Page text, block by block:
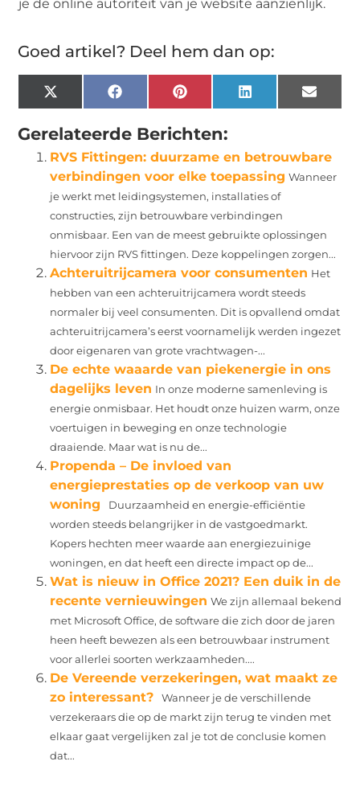
je de online autoriteit van je website aanzienlijk.
Goed artikel? Deel hem dan op:
X
(Twitter)
FacebookPinterest LinkedIn Email
Gerelateerde Berichten:
RVS Fittingen: duurzame en betrouwbare
verbindingen voor elke toepassing Wanneer
je werkt met leidingsystemen, installaties of
constructies, zijn betrouwbare verbindingen
onmisbaar. Een van de meest gebruikte oplossingen
hiervoor zijn RVS fittingen. Deze koppelingen zorgen...
Achteruitrijcamera voor consumenten Het
hebben van een achteruitrijcamera wordt steeds
normaler bij veel consumenten. Dit is opvallend omdat
achteruitrijcamera’s eerst voornamelijk werden ingezet
door eigenaren van grote vrachtwagen-...
De echte waaarde van piekenergie in ons
dagelijks leven In onze moderne samenleving is
energie onmisbaar. Het houdt onze huizen warm, onze
voertuigen in beweging en onze technologie
draaiende. Maar wat is nu de...
Propenda – De invloed van
energieprestaties op de verkoop van uw
woning
Duurzaamheid en energie-efficiëntie
worden steeds belangrijker in de vastgoedmarkt.
Kopers hechten meer waarde aan energiezuinige
woningen, en dat heeft een directe impact op de...
Wat is nieuw in Office 2021? Een duik in de
recente vernieuwingen We zijn allemaal bekend
met Microsoft Office, de software die zich door de jaren
heen heeft bewezen als een betrouwbaar instrument
voor allerlei soorten werkzaamheden....
De Vereende verzekeringen, wat maakt ze
zo interessant?
Wanneer je de verschillende
verzekeraars die op de markt zijn terug te vinden met
elkaar gaat vergelijken zal je tot de conclusie komen
dat...